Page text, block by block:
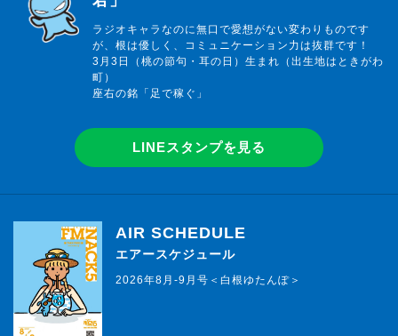
ラジオキャラなのに無口で愛想がない変わりものです
が、根は優しく、コミュニケーション力は抜群です！
3月3日（桃の節句・耳の日）生まれ（出生地はときがわ
町）
座右の銘「足で稼ぐ」
LINEスタンプを見る
AIR SCHEDULE
エアースケジュール
2026年8月-9月号＜白根ゆたんぽ＞